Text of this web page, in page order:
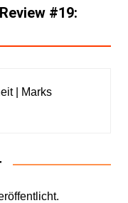
#19:
| Marks